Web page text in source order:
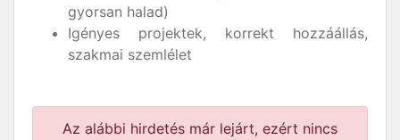
gyorsan halad)
Igényes projektek, korrekt hozzáállás,
szakmai szemlélet
Az alábbi hirdetés már lejárt, ezért nincs